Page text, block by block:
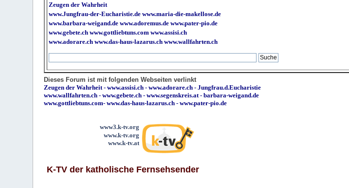
Zeugen der Wahrheit
www.Jungfrau-der-Eucharistie.de www.maria-die-makellose.de
www.barbara-weigand.de www.adoremus.de www.pater-pio.de
www.gebete.ch www.gottliebtuns.com www.assisi.ch
www.adorare.ch www.das-haus-lazarus.ch www.wallfahrten.ch
Dieses Forum ist mit folgenden Webseiten verlinkt
Zeugen der Wahrheit-www.assisi.ch -www.adorare.ch -Jungfrau.d.Eucharistie
www.wallfahrten.ch -www.gebete.ch -www.segenskreis.at-barbara-weigand.de
www.gottliebtuns.com-www.das-haus-lazarus.ch - www.pater-pio.de
www3.k-tv.org
www.k-tv.org
www.k-tv.at
K-TV der katholische Fernsehsender